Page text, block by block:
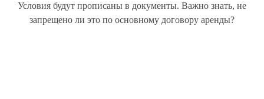
Условия будут прописаны в документы. Важно знать, не
запрещено ли это по основному договору аренды?